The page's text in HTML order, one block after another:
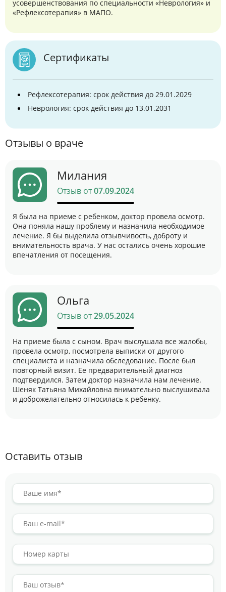
усовершенствования по специальности «Неврология» и
«Рефлексотерапия» в МАПО.
Сертификаты
Рефлексотерапия: срок действия до 29.01.2029
Неврология: срок действия до 13.01.2031
Отзывы о враче
Милания
Отзыв от07.09.2024
Я была на приеме с ребенком, доктор провела осмотр.
Она поняла нашу проблему и назначила необходимое
лечение. Я бы выделила отзывчивость, доброту и
внимательность врача. У нас остались очень хорошие
впечатления от посещения.
Ольга
Отзыв от29.05.2024
На приеме была с сыном. Врач выслушала все жалобы,
провела осмотр, посмотрела выписки от другого
специалиста и назначила обследование. После был
повторный визит. Ее предварительный диагноз
подтвердился. Затем доктор назначила нам лечение.
Шеняк Татьяна Михайловна внимательно выслушивала
и доброжелательно относилась к ребенку.
Оставить отзыв